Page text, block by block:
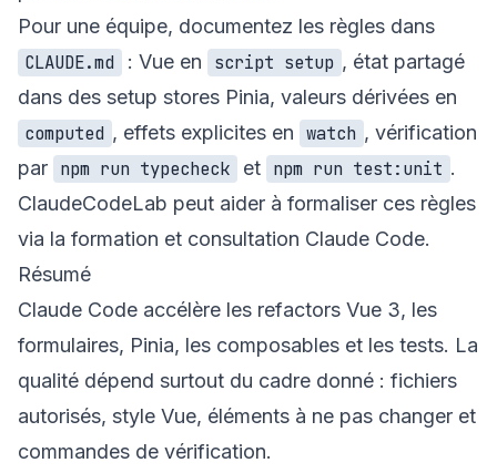
Pour une équipe, documentez les règles dans
CLAUDE.md
: Vue en script setup , état partagé
dans des setup stores Pinia, valeurs dérivées en
computed , effets explicites en watch , vérification
par npm run typecheck et npm run test:unit .
ClaudeCodeLab peut aider à formaliser ces règles
via la formation et consultation Claude Code.
Résumé
Claude Code accélère les refactors Vue 3, les
formulaires, Pinia, les composables et les tests. La
qualité dépend surtout du cadre donné : fichiers
autorisés, style Vue, éléments à ne pas changer et
commandes de vérification.